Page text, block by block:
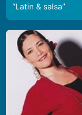
Latin & salsa